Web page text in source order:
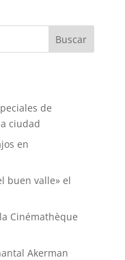
de
ciudad
en
buen valle» el
Cinémathèque
Akerman